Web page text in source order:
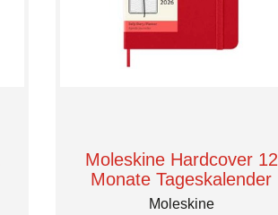
Moleskine Hardcover 12
Monate Tageskalender
Moleskine